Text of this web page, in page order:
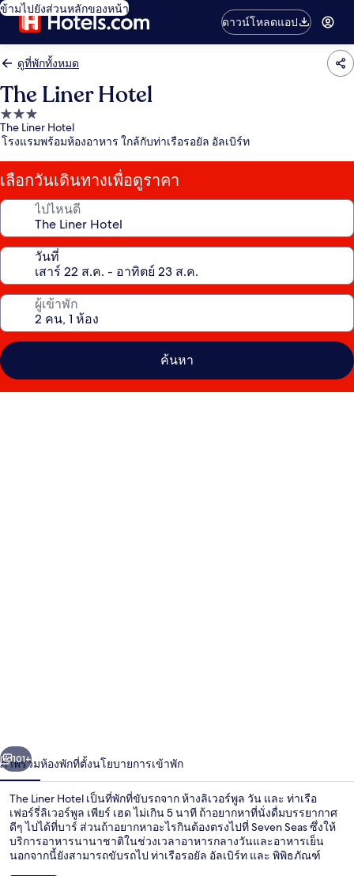
ข้ามไปยังส่วนหลักของหน้า
ดาวน์โหลดแอป
ดูที่พักทั้งหมด
The Liner Hotel
ที่พัก
3.0
The Liner Hotel
โรงแรมพร้อมห้องอาหาร ใกล้กับท่าเรือรอยัล อัลเบิร์ท
เลือกวันเดินทางเพื่อดูราคา
ไปไหนดี
วันที่
ผู้เข้าพัก
ค้นหา
า
ถัดไป
101+
ภาพรวมห้องพักที่ตั้งนโยบายการเข้าพัก
The Liner Hotel เป็นที่พักที่ขับรถจาก ห้างลิเวอร์พูล วัน และ ท่าเรือ
เฟอร์รี่ลิเวอร์พูล เพียร์ เฮด ไม่เกิน 5 นาที ถ้าอยากหาที่นั่งดื่มบรรยากาศ
ดีๆ ไปได้ที่บาร์ ส่วนถ้าอยากหาอะไรกินต้องตรงไปที่ Seven Seas ซึ่งให้
บริการอาหารนานาชาติในช่วงเวลาอาหารกลางวันและอาหารเย็น
นอกจากนี้ยังสามารถขับรถไป ท่าเรือรอยัล อัลเบิร์ท และ พิพิธภัณฑ์